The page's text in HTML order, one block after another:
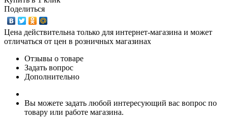
Поделиться
Цена действительна только для интернет-магазина и может
отличаться от цен в розничных магазинах
Отзывы о товаре
Задать вопрос
Дополнительно
Вы можете задать любой интересующий вас вопрос по
товару или работе магазина.